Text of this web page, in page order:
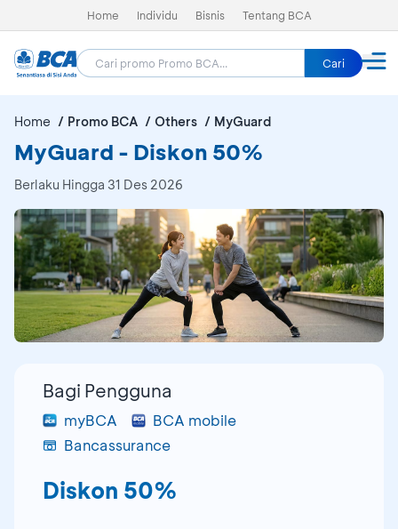
Home Individu Bisnis Tentang BCA
Cari
Home Promo BCA Others MyGuard
MyGuard - Diskon 50%
Berlaku Hingga 31 Des 2026
Bagi Pengguna
myBCA
BCA mobile
Bancassurance
Diskon 50%